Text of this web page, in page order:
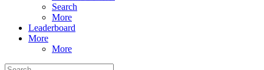
Search
More
Leaderboard
More
More